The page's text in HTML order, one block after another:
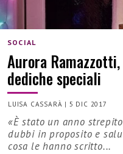
SOCIAL
Aurora
dediche speciali
LUISA CASSARÀ | 5 DIC 2017
«È stato un anno
dubbi in proposito e
cosa le hanno scritto...